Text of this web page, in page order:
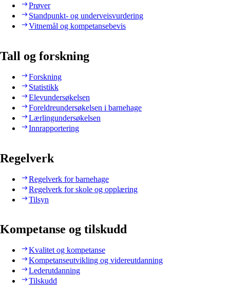
Prøver
Standpunkt- og underveisvurdering
Vitnemål og kompetansebevis
Tall og forskning
Forskning
Statistikk
Elevundersøkelsen
Foreldreundersøkelsen i barnehage
Lærlingundersøkelsen
Innrapportering
Regelverk
Regelverk for barnehage
Regelverk for skole og opplæring
Tilsyn
Kompetanse og tilskudd
Kvalitet og kompetanse
Kompetanseutvikling og videreutdanning
Lederutdanning
Tilskudd